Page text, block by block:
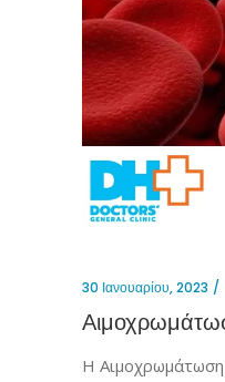
30 Ιανουαρίου, 2023
Η Αιμοχρωμάτωση